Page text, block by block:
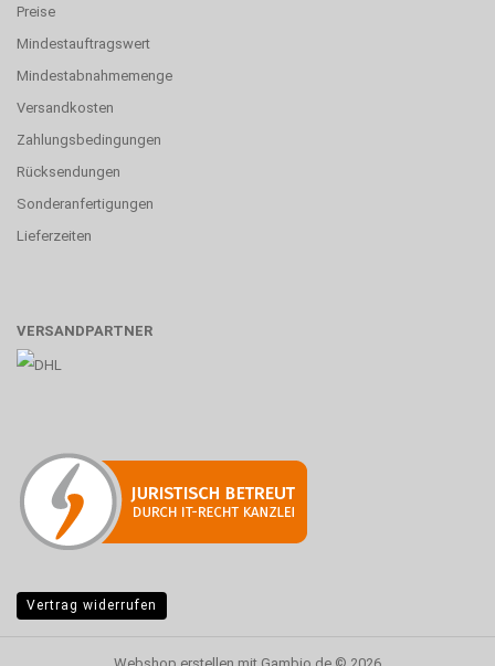
Preise
Mindestauftragswert
Mindestabnahmemenge
Versandkosten
Zahlungsbedingungen
Rücksendungen
Sonderanfertigungen
Lieferzeiten
VERSANDPARTNER
Vertrag widerrufen